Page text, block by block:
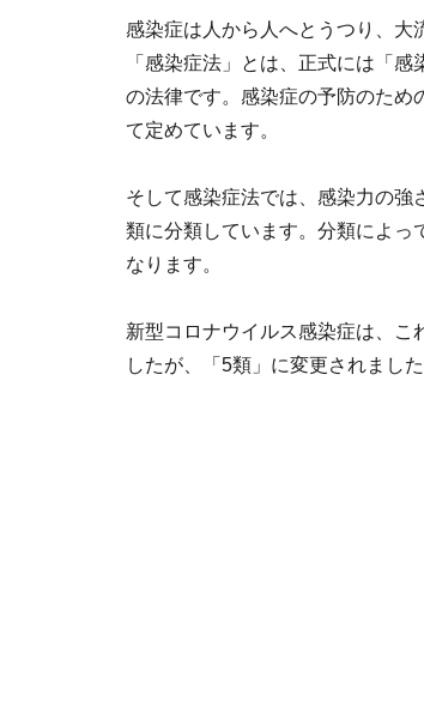
感染症は人から人へとうつり、大
「感染症法」とは、正式には「
の法律です。感染症の予防のため
て定めています。
そして感染症法では、感染力の
類に分類しています。分類によっ
なります。
新型コロナウイルス感染症は、
したが、「5類」に変更されまし